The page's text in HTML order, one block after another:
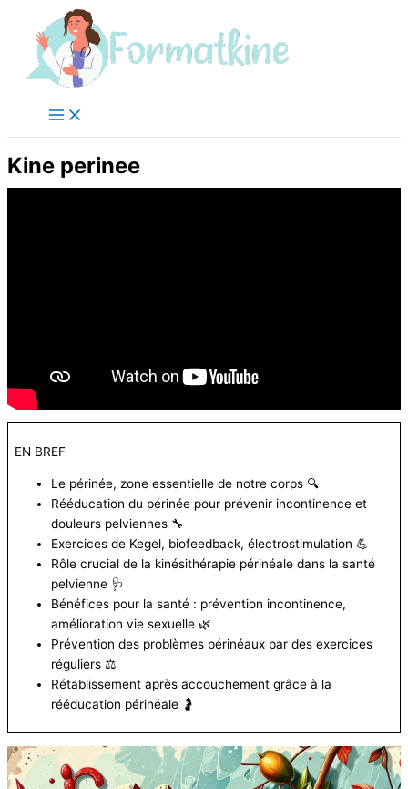
contenu
Kine perinee
EN BREF
Le périnée, zone essentielle de notre corps 🔍
Rééducation du périnée pour prévenir incontinence et
douleurs pelviennes 🔧
Exercices de Kegel, biofeedback, électrostimulation 💪
Rôle crucial de la kinésithérapie périnéale dans la santé
pelvienne 🩺
Bénéfices pour la santé : prévention incontinence,
amélioration vie sexuelle 🌿
Prévention des problèmes périnéaux par des exercices
réguliers ⚖️
Rétablissement après accouchement grâce à la
rééducation périnéale 🤰